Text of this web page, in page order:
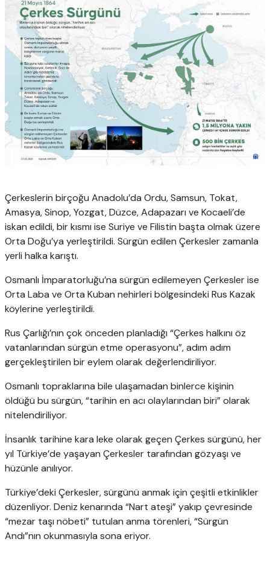
Çerkeslerin birçoğu Anadolu’da Ordu, Samsun, Tokat,
Amasya, Sinop, Yozgat, Düzce, Adapazarı ve Kocaeli’de
iskan edildi, bir kısmı ise Suriye ve Filistin başta olmak üzere
Orta Doğu’ya yerleştirildi. Sürgün edilen Çerkesler zamanla
yerli halka karıştı.
Osmanlı İmparatorluğu’na sürgün edilemeyen Çerkesler ise
Orta Laba ve Orta Kuban nehirleri bölgesindeki Rus Kazak
köylerine yerleştirildi.
Rus Çarlığı’nın çok önceden planladığı “Çerkes halkını öz
vatanlarından sürgün etme operasyonu”, adım adım
gerçekleştirilen bir eylem olarak değerlendiriliyor.
Osmanlı topraklarına bile ulaşamadan binlerce kişinin
öldüğü bu sürgün, “tarihin en acı olaylarından biri” olarak
nitelendiriliyor.
İnsanlık tarihine kara leke olarak geçen Çerkes sürgünü, her
yıl Türkiye’de yaşayan Çerkesler tarafından gözyaşı ve
hüzünle anılıyor.
Türkiye’deki Çerkesler, sürgünü anmak için çeşitli etkinlikler
düzenliyor. Deniz kenarında “Nart ateşi” yakıp çevresinde
“mezar taşı nöbeti” tutulan anma törenleri, “Sürgün
Andı”nın okunmasıyla sona eriyor.